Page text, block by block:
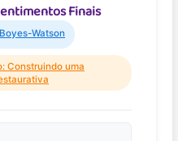
Finais
Watson
Construindo uma